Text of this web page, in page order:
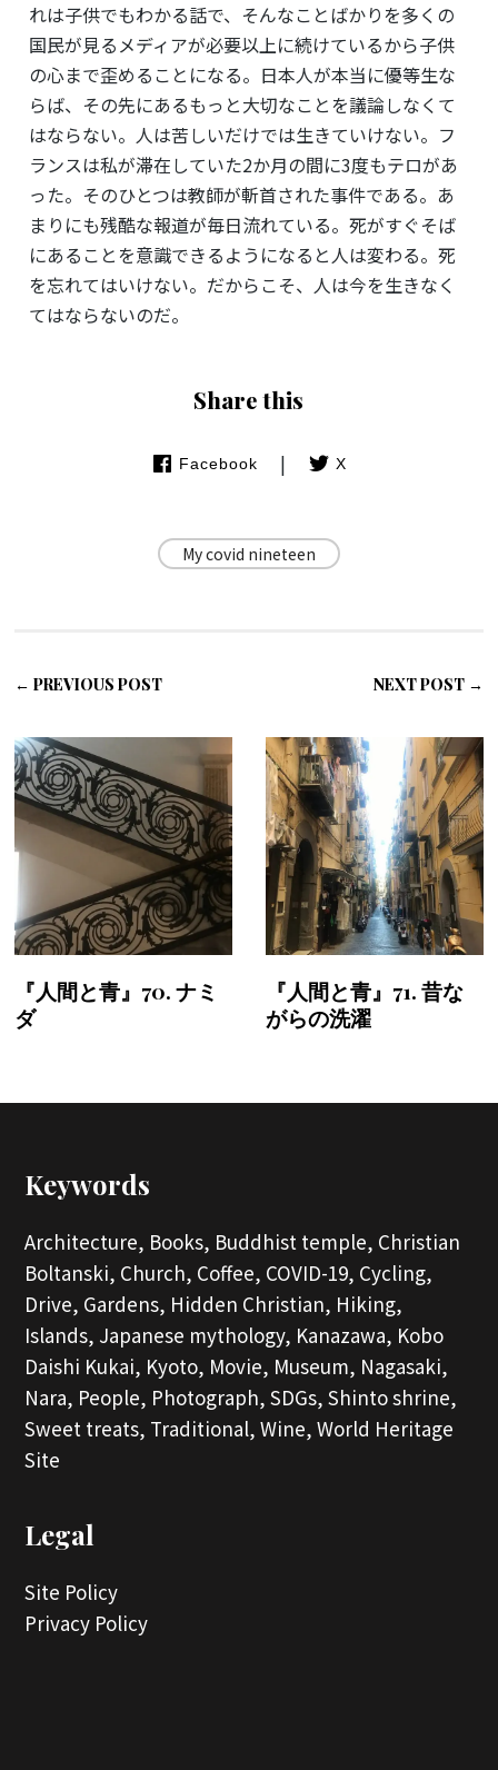
れは子供でもわかる話で、そんなことばかりを多くの
国民が見るメディアが必要以上に続けているから子供
の心まで歪めることになる。日本人が本当に優等生な
らば、その先にあるもっと大切なことを議論しなくて
はならない。人は苦しいだけでは生きていけない。フ
ランスは私が滞在していた2か月の間に3度もテロがあ
った。そのひとつは教師が斬首された事件である。あ
まりにも残酷な報道が毎日流れている。死がすぐそば
にあることを意識できるようになると人は変わる。死
を忘れてはいけない。だからこそ、人は今を生きなく
てはならないのだ。
Share this
Facebook | X
My covid nineteen
← PREVIOUS POST
『人間と青』70. ナミ
ダ
NEXT POST →
『人間と青』71. 昔な
がらの洗濯
Keywords
Architecture, Books, Buddhist temple, Christian
Boltanski, Church, Coffee, COVID-19, Cycling,
Drive, Gardens, Hidden Christian, Hiking,
Islands, Japanese mythology, Kanazawa, Kobo
Daishi Kukai, Kyoto, Movie, Museum, Nagasaki,
Nara, People, Photograph, SDGs, Shinto shrine,
Sweet treats, Traditional, Wine, World Heritage
Site
Legal
Site Policy
Privacy Policy